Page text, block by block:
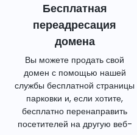
Бесплатная
переадресация
домена
Вы можете продать свой
домен с помощью нашей
службы бесплатной страницы
парковки и, если хотите,
бесплатно перенаправить
посетителей на другую веб-